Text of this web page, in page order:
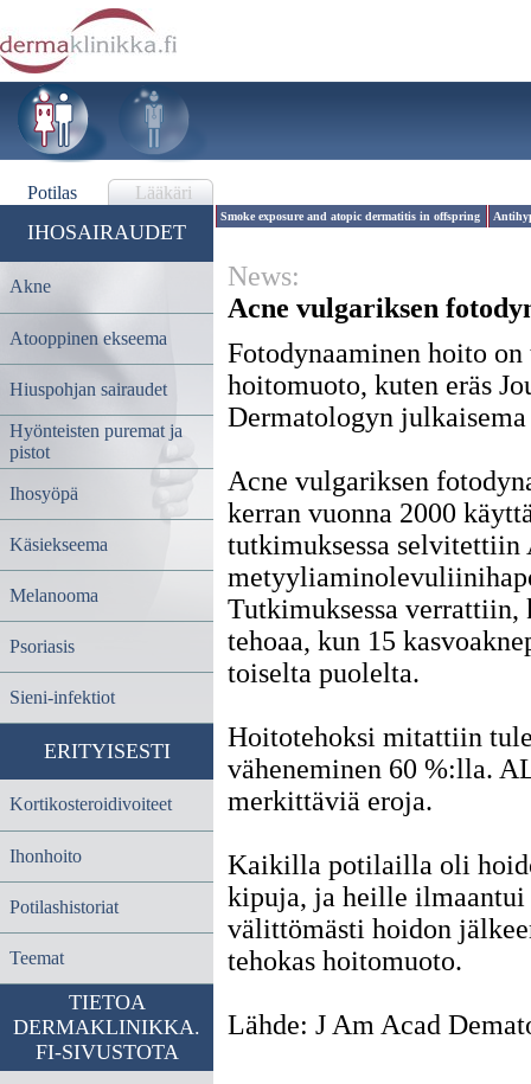
Potilas Lääkäri
IHOSAIRAUDET
Akne
Atooppinen ekseema
Hiuspohjan sairaudet
Hyönteisten puremat ja
pistot
Ihosyöpä
Käsiekseema
Melanooma
Psoriasis
Sieni-infektiot
ERITYISESTI
Kortikosteroidivoiteet
Ihonhoito
Potilashistoriat
Teemat
TIETOA
DERMAKLINIKKA.
FI-SIVUSTOTA
Smoke exposure and atopic dermatitis in offspring
News:
Acne vulgariksen
Fotodynaaminen hoito
hoitomuoto, kuten eräs
Dermatologyn
Acne vulgariksen
kerran vuonna 2000
tutkimuksessa
Tutkimuksessa
tehoaa, kun 15
toiselta puolelta.
Hoitotehoksi mitattiin
väheneminen 60 %:lla.
merkittäviä eroja.
Kaikilla potilailla oli
kipuja, ja heille ilmaantui
välittömästi hoidon
tehokas hoitomuoto.
Lähde: J Am Acad